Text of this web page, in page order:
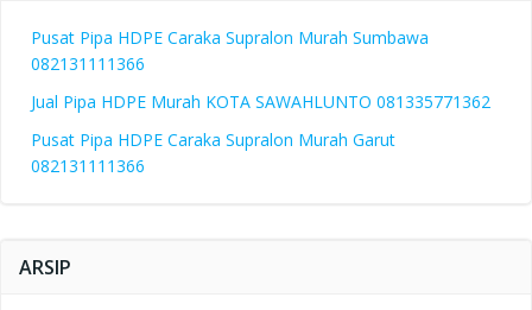
Pusat Pipa HDPE Caraka Supralon Murah Sumbawa
082131111366
Jual Pipa HDPE Murah KOTA SAWAHLUNTO 081335771362
Pusat Pipa HDPE Caraka Supralon Murah Garut
082131111366
ARSIP